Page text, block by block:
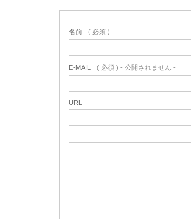
名前 ( 必須 )
E-MAIL ( 必須 ) - 公開されません -
URL